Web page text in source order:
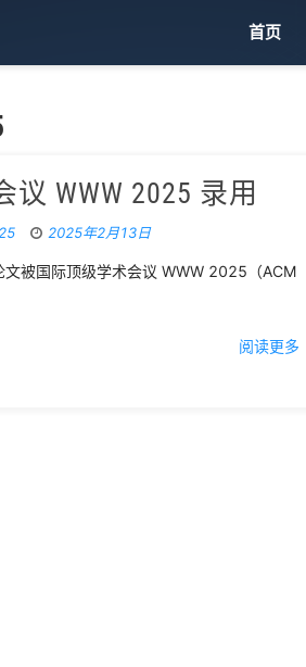
首页
WWW 2025 录用
2025年2月13日
被国际顶级学术会议 WWW 2025（ACM
阅读更多